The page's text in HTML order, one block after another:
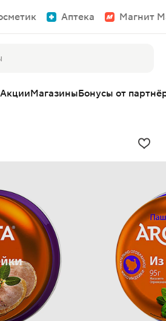
Аптека Магнит
АкцииМагазиныБонусы от